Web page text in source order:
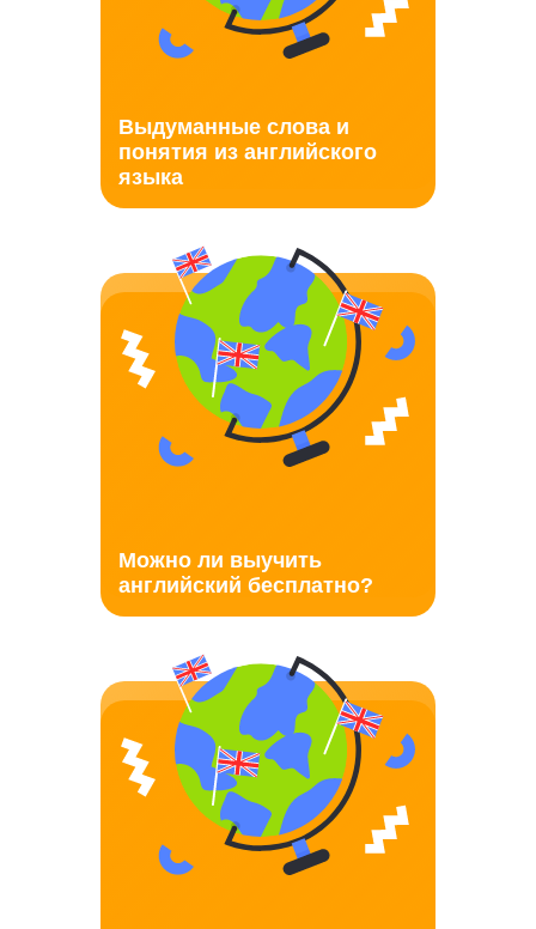
Выдуманные слова и
понятия из английского
языка
Можно ли выучить
английский бесплатно?